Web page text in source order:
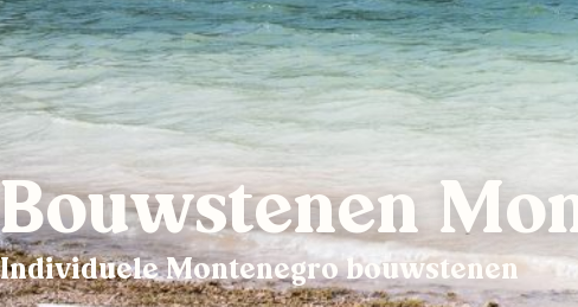
Bouwstenen
Individuele Montenegro bouwstenen